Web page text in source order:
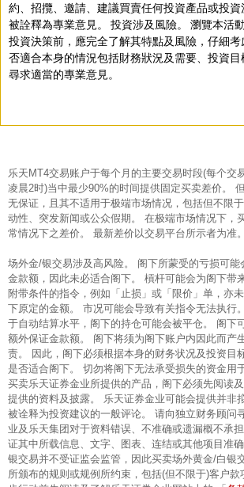
約、招攬、邀請、建議買賣任何投資產品或投
被詮釋為專業意見。 投資涉及風險。 瀏覽本活
投資決策前，應完全了解其特點及風險，仔細
否適合本身的情況包括財務狀況及需要、投資
尋求適當的專業意見。
乐天MT4交易账户于每个月的主要交易时段(每个交
凌晨2时)当中最少90%的时间提供固定买卖差价。
无保证，且其不适用于极端市场情况，包括但不限
动性、突发新闻或公众假期。 在极端市场情况下，
常情况下之差价。 最新差价以交易平台所示者为准。
场外金/银交易涉及高风险。 阁下所蒙受的亏损可
金款额，因此未必适合阁下。 槓杆可能会为阁下带
附带条件的指令，例如「止损」或「限价」单，亦
下原定的金额。 市况可能会导致有关指令无法执行
于自动结算水平，阁下的持仓可能会被平仓。 阁下
额外保证金款额。 阁下将须为阁下账户内因此而产
责。 因此，阁下必须根据本身的财务状况及投资目
是否适合阁下。 切勿将阁下无法承受损失的资金用
买卖乐天证券金业所提供的产品，阁下必须先阅读
提供的资料及披露。 乐天证券金业可能会提供并非
被诠释为投资建议的一般评论。 请向独立财务顾问
业及乐天集团对于资料错误、不准确或遗漏概不承
证其中所载信息、文字、图表、连结或其他项目准
银交易并不受证监会监管，因此买卖场外黄金/白银
所颁布的规则或规例所约束，包括(但不限于)客户